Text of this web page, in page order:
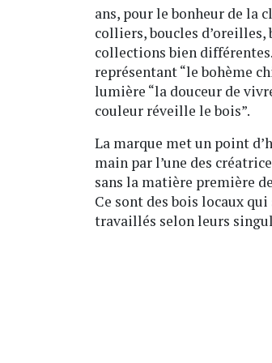
ans, pour le bonheur de la
colliers, boucles d’oreilles,
collections bien
représentant “le bohème
lumière “la douceur de
couleur réveille le bois”.
La marque met un point
main par l’une des
sans la matière première
Ce sont des bois locaux
travaillés selon leurs